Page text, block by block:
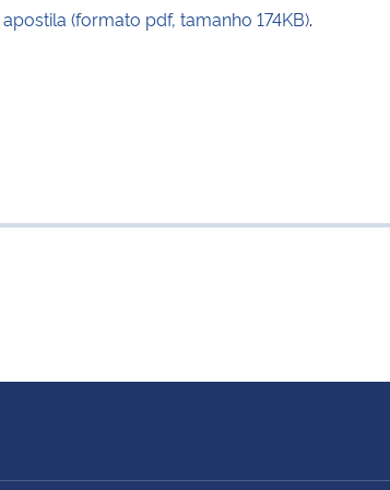
apostila (formato pdf, tamanho 174KB).